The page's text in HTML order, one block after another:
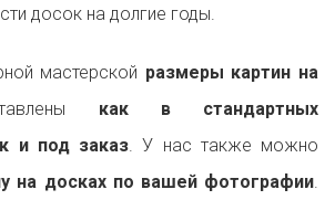
досок на долгие годы.
мастерской размеры картин на
как в стандартных
и под заказ. У нас также можно
на досках по вашей фотографии.